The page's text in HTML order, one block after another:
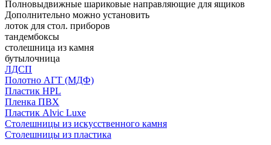
Полновыдвижные шариковые направляющие для ящиков
Дополнительно можно установить
лоток для стол. приборов
тандембоксы
столешница из камня
бутылочница
ЛДСП
Полотно АГТ (МДФ)
Пластик HPL
Пленка ПВХ
Пластик Alvic Luxe
Столешницы из искусственного камня
Столешницы из пластика